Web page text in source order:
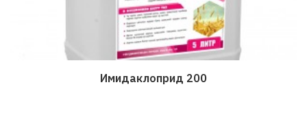
ДэлгэрэнгүйИмидаклоприд 200